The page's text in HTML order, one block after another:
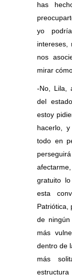
has
yo
intereses,
nos
mirar
-No, Lila,
del
estoy
hacerlo,
todo en
gratuito
esta
Patriótica,
de
más
dentro de
más